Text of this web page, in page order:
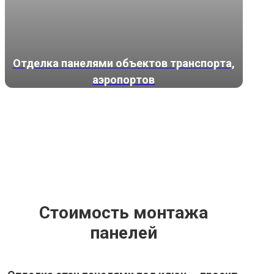
Отделка панелями объектов транспорта,
аэропортов
Стоимость монтажа
панелей